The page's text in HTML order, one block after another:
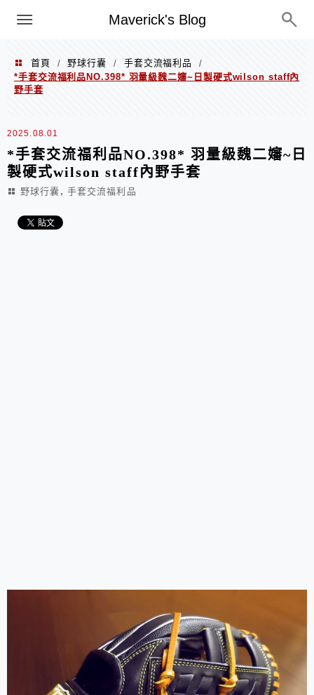
Maverick's Blog
Menu
首頁 / 野球行囊 / 手套交流福利品
/
*手套交流福利品NO.398* 羽量級魏二嬸~日製硬式wilson staff內
野手套
2025.08.01
*手套交流福利品NO.398* 羽量級魏二嬸~日
製硬式wilson staff內野手套
野球行囊 , 手套交流福利品